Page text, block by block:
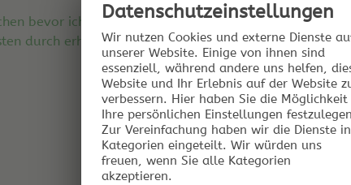
Datenschutz­einstellungen
Wir nutzen Cookies und externe Dienste
unserer Website. Einige von ihnen sind
essenziell, während andere uns helfen,
Website und Ihr Erlebnis auf der Website
verbessern. Hier haben Sie die Möglichkeit
Ihre persönlichen Einstellungen
Zur Vereinfachung haben wir die Dienste in
Kategorien eingeteilt. Wir würden uns
freuen, wenn Sie alle Kategorien
akzeptieren.
bevor ich es dazu mische?
durch erhitzung?